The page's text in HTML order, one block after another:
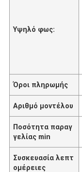
Υψηλό φως:
Όροι πληρωμής
Αριθμό μοντέλου
Ποσότητα παραγ
γελίας min
Συσκευασία λεπτ
ομέρειες